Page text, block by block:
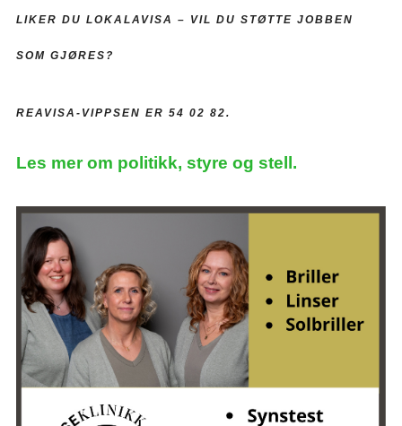
LIKER DU LOKALAVISA – VIL DU STØTTE JOBBEN
SOM GJØRES?
REAVISA-VIPPSEN ER 54 02 82.
Les mer om politikk, styre og stell.